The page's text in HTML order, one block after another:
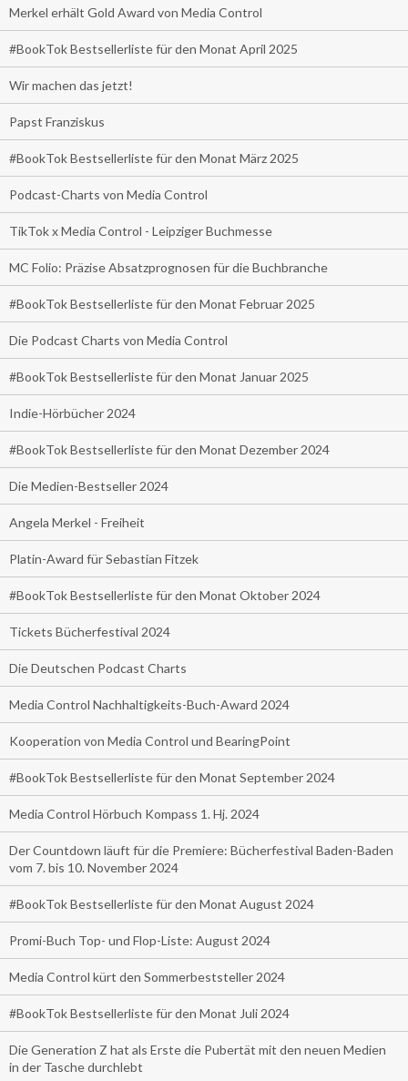
Merkel erhält Gold Award von Media Control
#BookTok Bestsellerliste für den Monat April 2025
Wir machen das jetzt!
Papst Franziskus
#BookTok Bestsellerliste für den Monat März 2025
Podcast-Charts von Media Control
TikTok x Media Control - Leipziger Buchmesse
MC Folio: Präzise Absatzprognosen für die Buchbranche
#BookTok Bestsellerliste für den Monat Februar 2025
Die Podcast Charts von Media Control
#BookTok Bestsellerliste für den Monat Januar 2025
Indie-Hörbücher 2024
#BookTok Bestsellerliste für den Monat Dezember 2024
Die Medien-Bestseller 2024
Angela Merkel - Freiheit
Platin-Award für Sebastian Fitzek
#BookTok Bestsellerliste für den Monat Oktober 2024
Tickets Bücherfestival 2024
Die Deutschen Podcast Charts
Media Control Nachhaltigkeits-Buch-Award 2024
Kooperation von Media Control und BearingPoint
#BookTok Bestsellerliste für den Monat September 2024
Media Control Hörbuch Kompass 1. Hj. 2024
Der Countdown läuft für die Premiere: Bücherfestival Baden-Baden
vom 7. bis 10. November 2024
#BookTok Bestsellerliste für den Monat August 2024
Promi-Buch Top- und Flop-Liste: August 2024
Media Control kürt den Sommerbeststeller 2024
#BookTok Bestsellerliste für den Monat Juli 2024
Die Generation Z hat als Erste die Pubertät mit den neuen Medien
in der Tasche durchlebt